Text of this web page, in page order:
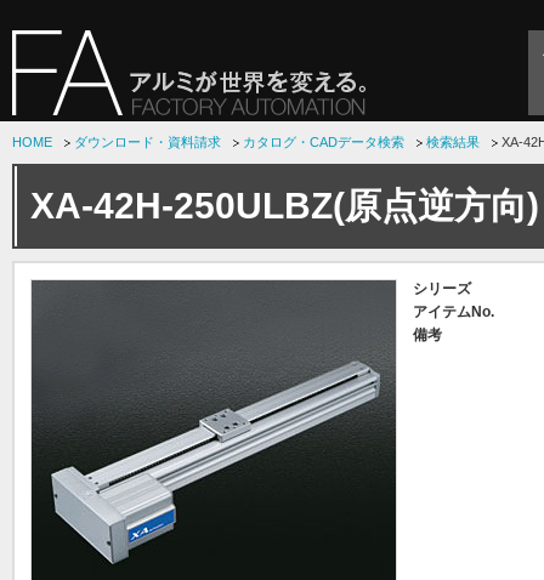
HOME ダウンロード・資料請求 カタログ・CADデータ検索 検索結果 XA-
XA-42H-250ULBZ(原点逆方向)
シリーズ
アイテムNo.
備考